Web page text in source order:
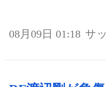
08月09日 01:18 サ